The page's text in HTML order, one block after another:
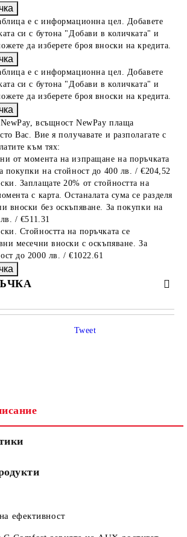
е с информационна цел. Добавете
си с бутона "Добави в количката" и
да изберете броя вноски на кредита.
е с информационна цел. Добавете
си с бутона "Добави в количката" и
да изберете броя вноски на кредита.
всъщност NewPay плаща
Вас. Вие я получавате и разполагате с
към тях:
от момента на изпращане на поръчката
покупки на стойност до 400 лв. / €204,52
Заплащате 20% от стойността на
с карта. Останалата сума се разделя
вноски без оскъпяване. За покупки на
/ €511.31
Стойността на поръчката се
месечни вноски с оскъпяване. За
до 2000 лв. / €1022.61
ПОПЪЛНЕТЕ 4 ПОЛЕТА
сПолитиката за лични данни
с вас в рамките на работния ден.
Tweet
ефективност